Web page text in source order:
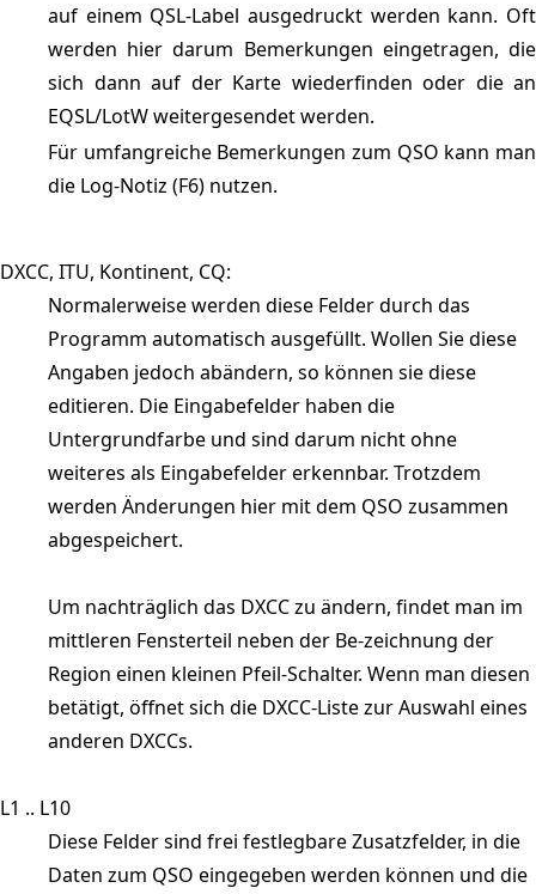
auf einem QSL-Label ausgedruckt werden kann. Oft
werden hier darum Bemerkungen eingetragen, die
sich dann auf der Karte wiederfinden oder die an
EQSL/LotW weitergesendet werden.
Für umfangreiche Bemerkungen zum QSO kann man
die Log-Notiz (F6) nutzen.
DXCC, ITU, Kontinent, CQ:
Normalerweise werden diese Felder durch das
Programm automatisch ausgefüllt. Wollen Sie diese
Angaben jedoch abändern, so können sie diese
editieren. Die Eingabefelder haben die
Untergrundfarbe und sind darum nicht ohne
weiteres als Eingabefelder erkennbar. Trotzdem
werden Änderungen hier mit dem QSO zusammen
abgespeichert.
Um nachträglich das DXCC zu ändern, findet man im
mittleren Fensterteil neben der Be-zeichnung der
Region einen kleinen Pfeil-Schalter. Wenn man diesen
betätigt, öffnet sich die DXCC-Liste zur Auswahl eines
anderen DXCCs.
L1 .. L10
Diese Felder sind frei festlegbare Zusatzfelder, in die
Daten zum QSO eingegeben werden können und die